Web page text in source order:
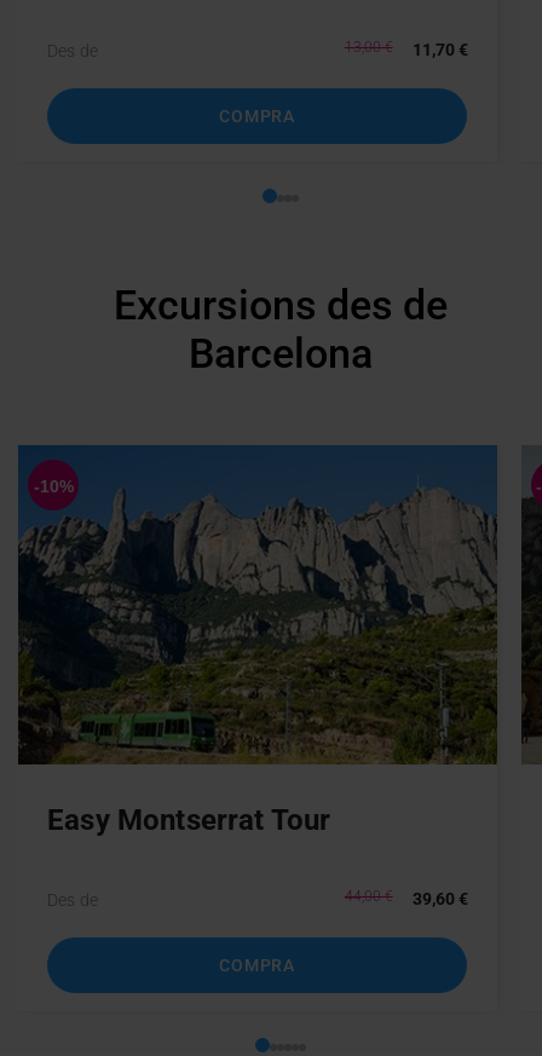
Des de 11,70 €
13,00 €
COMPRA
Go to 1
Excursions des de
Barcelona
Easy Montserrat Tour
Des de 39,60 €
44,00 €
COMPRA